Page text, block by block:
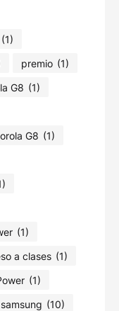
(1)
premio (1)
G8 (1)
G8 (1)
(1)
a clases (1)
(1)
samsung (10)